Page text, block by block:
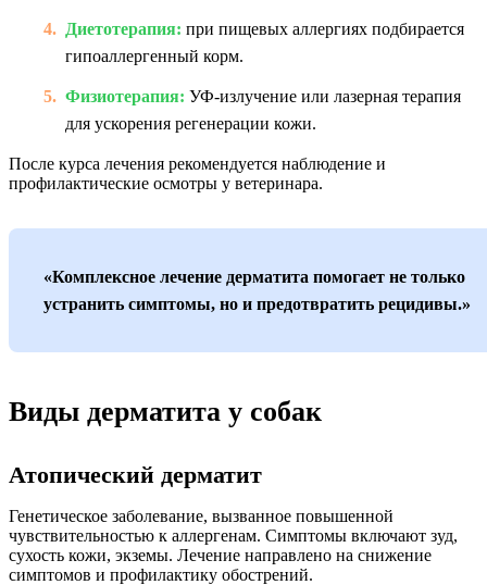
Диетотерапия: при пищевых аллергиях подбирается
гипоаллергенный корм.
Физиотерапия: УФ-излучение или лазерная терапия
для ускорения регенерации кожи.
После курса лечения рекомендуется наблюдение и
профилактические осмотры у ветеринара.
«Комплексное лечение дерматита помогает не только
устранить симптомы, но и предотвратить рецидивы.»
Виды дерматита у собак
Атопический дерматит
Генетическое заболевание, вызванное повышенной
чувствительностью к аллергенам. Симптомы включают зуд,
сухость кожи, экземы. Лечение направлено на снижение
симптомов и профилактику обострений.